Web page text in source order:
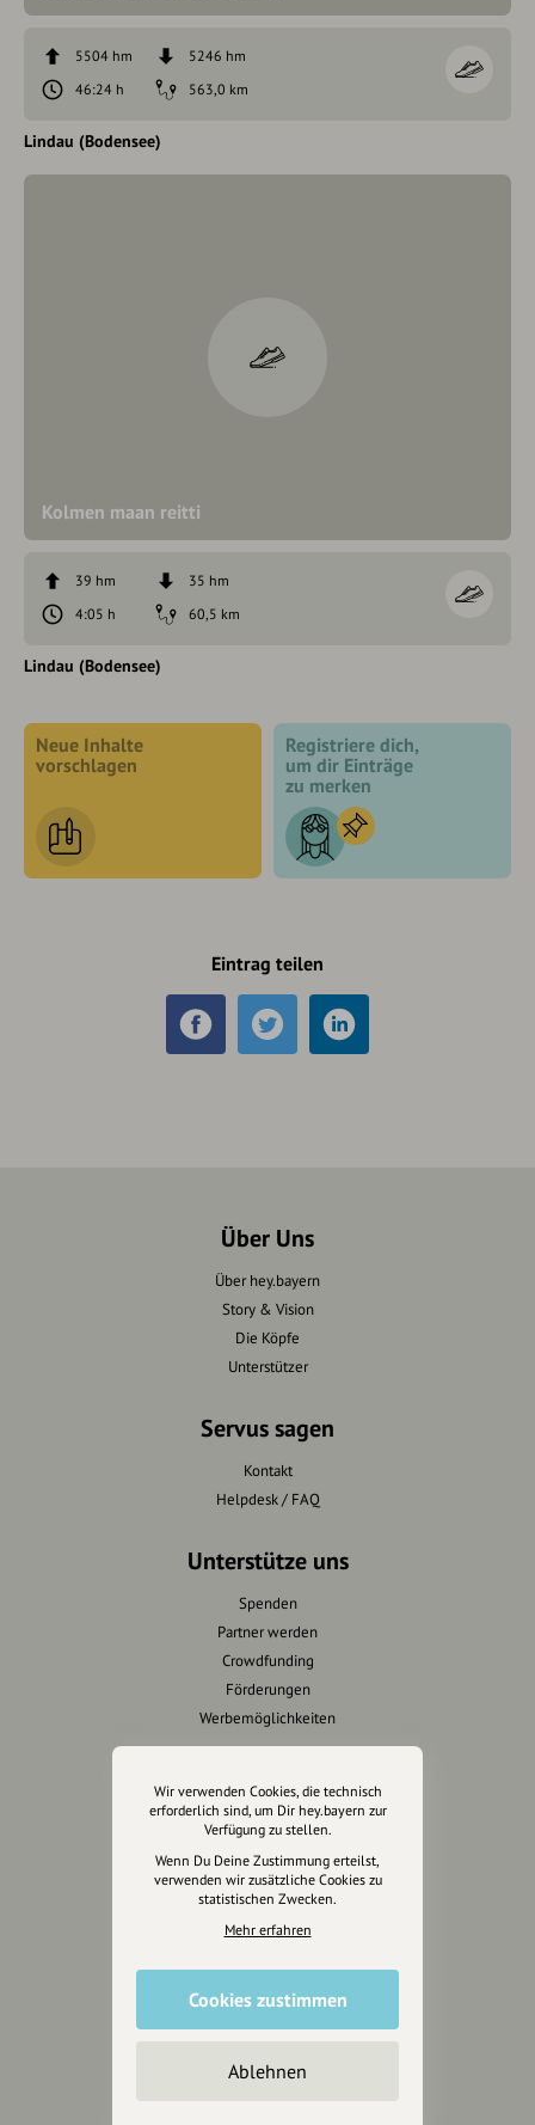
5504 hm
5246 hm
46:24 h
563,0 km
Lindau (Bodensee)
Kolmen maan reitti
39 hm
35 hm
4:05 h
60,5 km
Lindau (Bodensee)
Neue Inhalte
vorschlagen
Registriere dich,
um dir Einträge
zu merken
Eintrag teilen
Über Uns
Über hey.bayern
Story & Vision
Die Köpfe
Unterstützer
Servus sagen
Kontakt
Helpdesk / FAQ
Unterstütze uns
Spenden
Partner werden
Crowdfunding
Förderungen
Werbemöglichkeiten
Rechtliches
Impressum
Datenschutz
AGB
Cookies zurücksetzen
Presse
Mediakit
Presseanfragen
Presseberichte
Wir verwenden Cookies, die technisch
erforderlich sind, um Dir hey.bayern zur
Verfügung zu stellen.
Wenn Du Deine Zustimmung erteilst,
verwenden wir zusätzliche Cookies zu
statistischen Zwecken.
Mehr erfahren
Cookies zustimmen
Ablehnen